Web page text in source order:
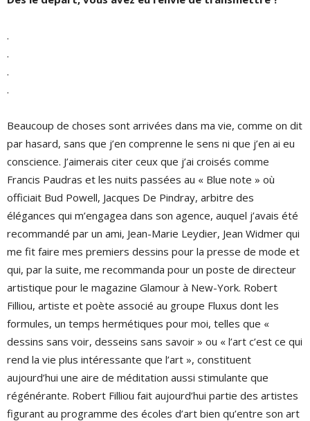
.
.
.
.
Beaucoup de choses sont arrivées dans ma vie, comme on dit
par hasard, sans que j’en comprenne le sens ni que j’en ai eu
conscience. J’aimerais citer ceux que j’ai croisés comme
Francis Paudras et les nuits passées au « Blue note » où
officiait Bud Powell, Jacques De Pindray, arbitre des
élégances qui m’engagea dans son agence, auquel j’avais été
recommandé par un ami, Jean-Marie Leydier, Jean Widmer qui
me fit faire mes premiers dessins pour la presse de mode et
qui, par la suite, me recommanda pour un poste de directeur
artistique pour le magazine Glamour à New-York. Robert
Filliou, artiste et poète associé au groupe Fluxus dont les
formules, un temps hermétiques pour moi, telles que «
dessins sans voir, desseins sans savoir » ou « l’art c’est ce qui
rend la vie plus intéressante que l’art », constituent
aujourd’hui une aire de méditation aussi stimulante que
régénérante. Robert Filliou fait aujourd’hui partie des artistes
figurant au programme des écoles d’art bien qu’entre son art